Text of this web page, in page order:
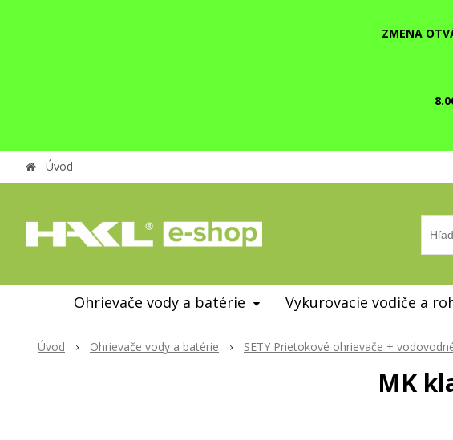
ZMENA
Úvod
Ohrievače vody a batérie Vykurovacie vodiče a
Úvod Ohrievače vody a batérie SETY Prietokové ohrievače +
MK